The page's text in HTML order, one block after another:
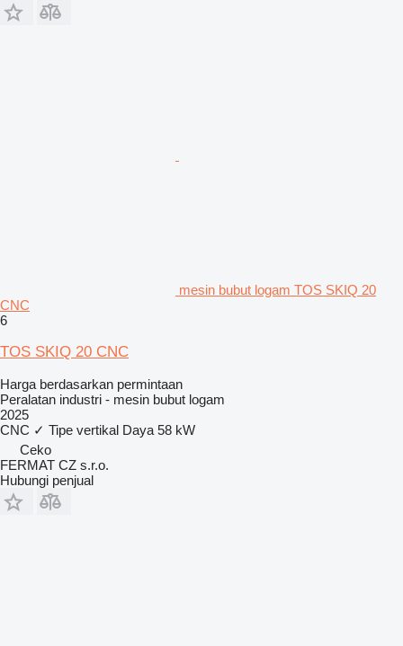
mesin bubut logam TOS SKIQ 20
CNC
6
TOS SKIQ 20 CNC
Harga berdasarkan permintaan
Peralatan industri - mesin bubut logam
2025
CNC ✓ Tipe vertikal Daya 58 kW
Ceko
FERMAT CZ s.r.o.
Hubungi penjual